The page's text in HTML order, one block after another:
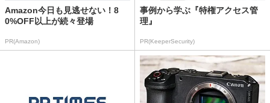
Amazon今日も見逃せない！8
0%OFF以上が続々登場
PR(Amazon)
事例から学ぶ『特権アクセス管
理』
PR(KeeperSecurity)